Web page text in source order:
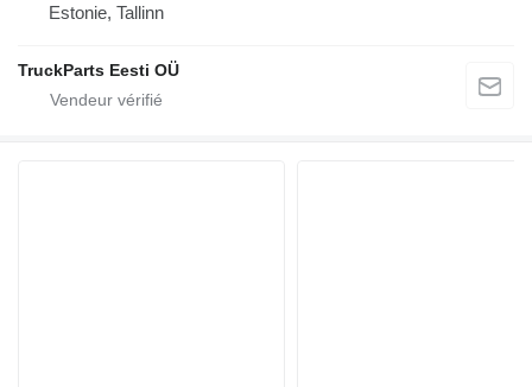
Estonie, Tallinn
TruckParts Eesti OÜ